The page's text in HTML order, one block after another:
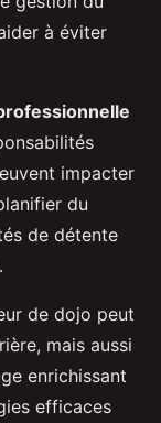
à éviter
impacter
du
de détente
de dojo peut
mais aussi
enrichissant
efficaces